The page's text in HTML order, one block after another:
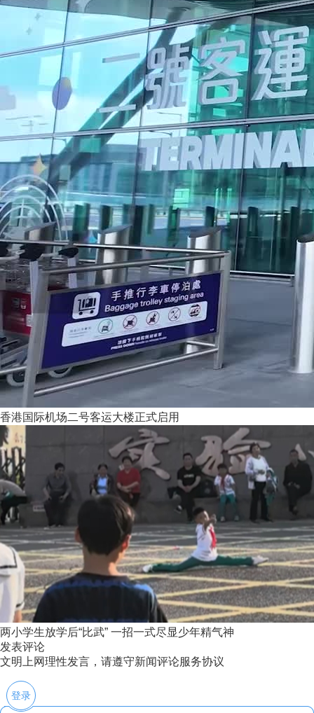
香港国际机场二号客运大楼正式启用
两小学生放学后“比武” 一招一式尽显少年精气神
发表评论
文明上网理性发言，请遵守新闻评论服务协议
登录